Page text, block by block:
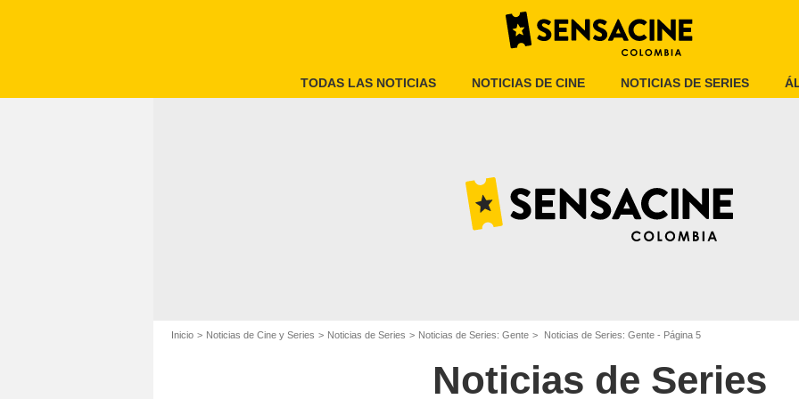
TODAS LAS NOTICIAS NOTICIAS DE CINE NOTICIAS DE SERIES
Inicio Noticias de Cine y Series Noticias de Series Noticias de Series: Gente Noticias de Series: Gente - Página 5
Noticias de Series